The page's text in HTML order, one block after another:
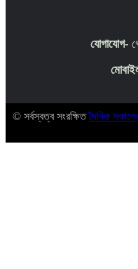
যোগাযোগ-
© সর্বস্বত্ব সংরক্ষিতদৈনিক